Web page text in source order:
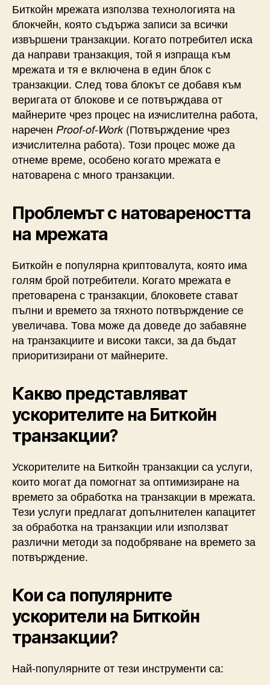
Биткойн мрежата използва технологията на
блокчейн, която съдържа записи за всички
извършени транзакции. Когато потребител иска
да направи транзакция, той я изпраща към
мрежата и тя е включена в един блок с
транзакции. След това блокът се добавя към
веригата от блокове и се потвърждава от
майнерите чрез процес на изчислителна работа,
наречен Proof-of-Work(Потвърждение чрез
изчислителна работа). Този процес може да
отнеме време, особено когато мрежата е
натоварена с много транзакции.
Проблемът с натовареността
на мрежата
Биткойн е популярна криптовалута, която има
голям брой потребители. Когато мрежата е
претоварена с транзакции, блоковете стават
пълни и времето за тяхното потвърждение се
увеличава. Това може да доведе до забавяне
на транзакциите и високи такси, за да бъдат
приоритизирани от майнерите.
Какво представляват
ускорителите на Биткойн
транзакции?
Ускорителите на Биткойн транзакции са услуги,
които могат да помогнат за оптимизиране на
времето за обработка на транзакции в мрежата.
Тези услуги предлагат допълнителен капацитет
за обработка на транзакции или използват
различни методи за подобряване на времето за
потвърждение.
Кои са популярните
ускорители на Биткойн
транзакции?
Най-популярните от тези инструменти са: